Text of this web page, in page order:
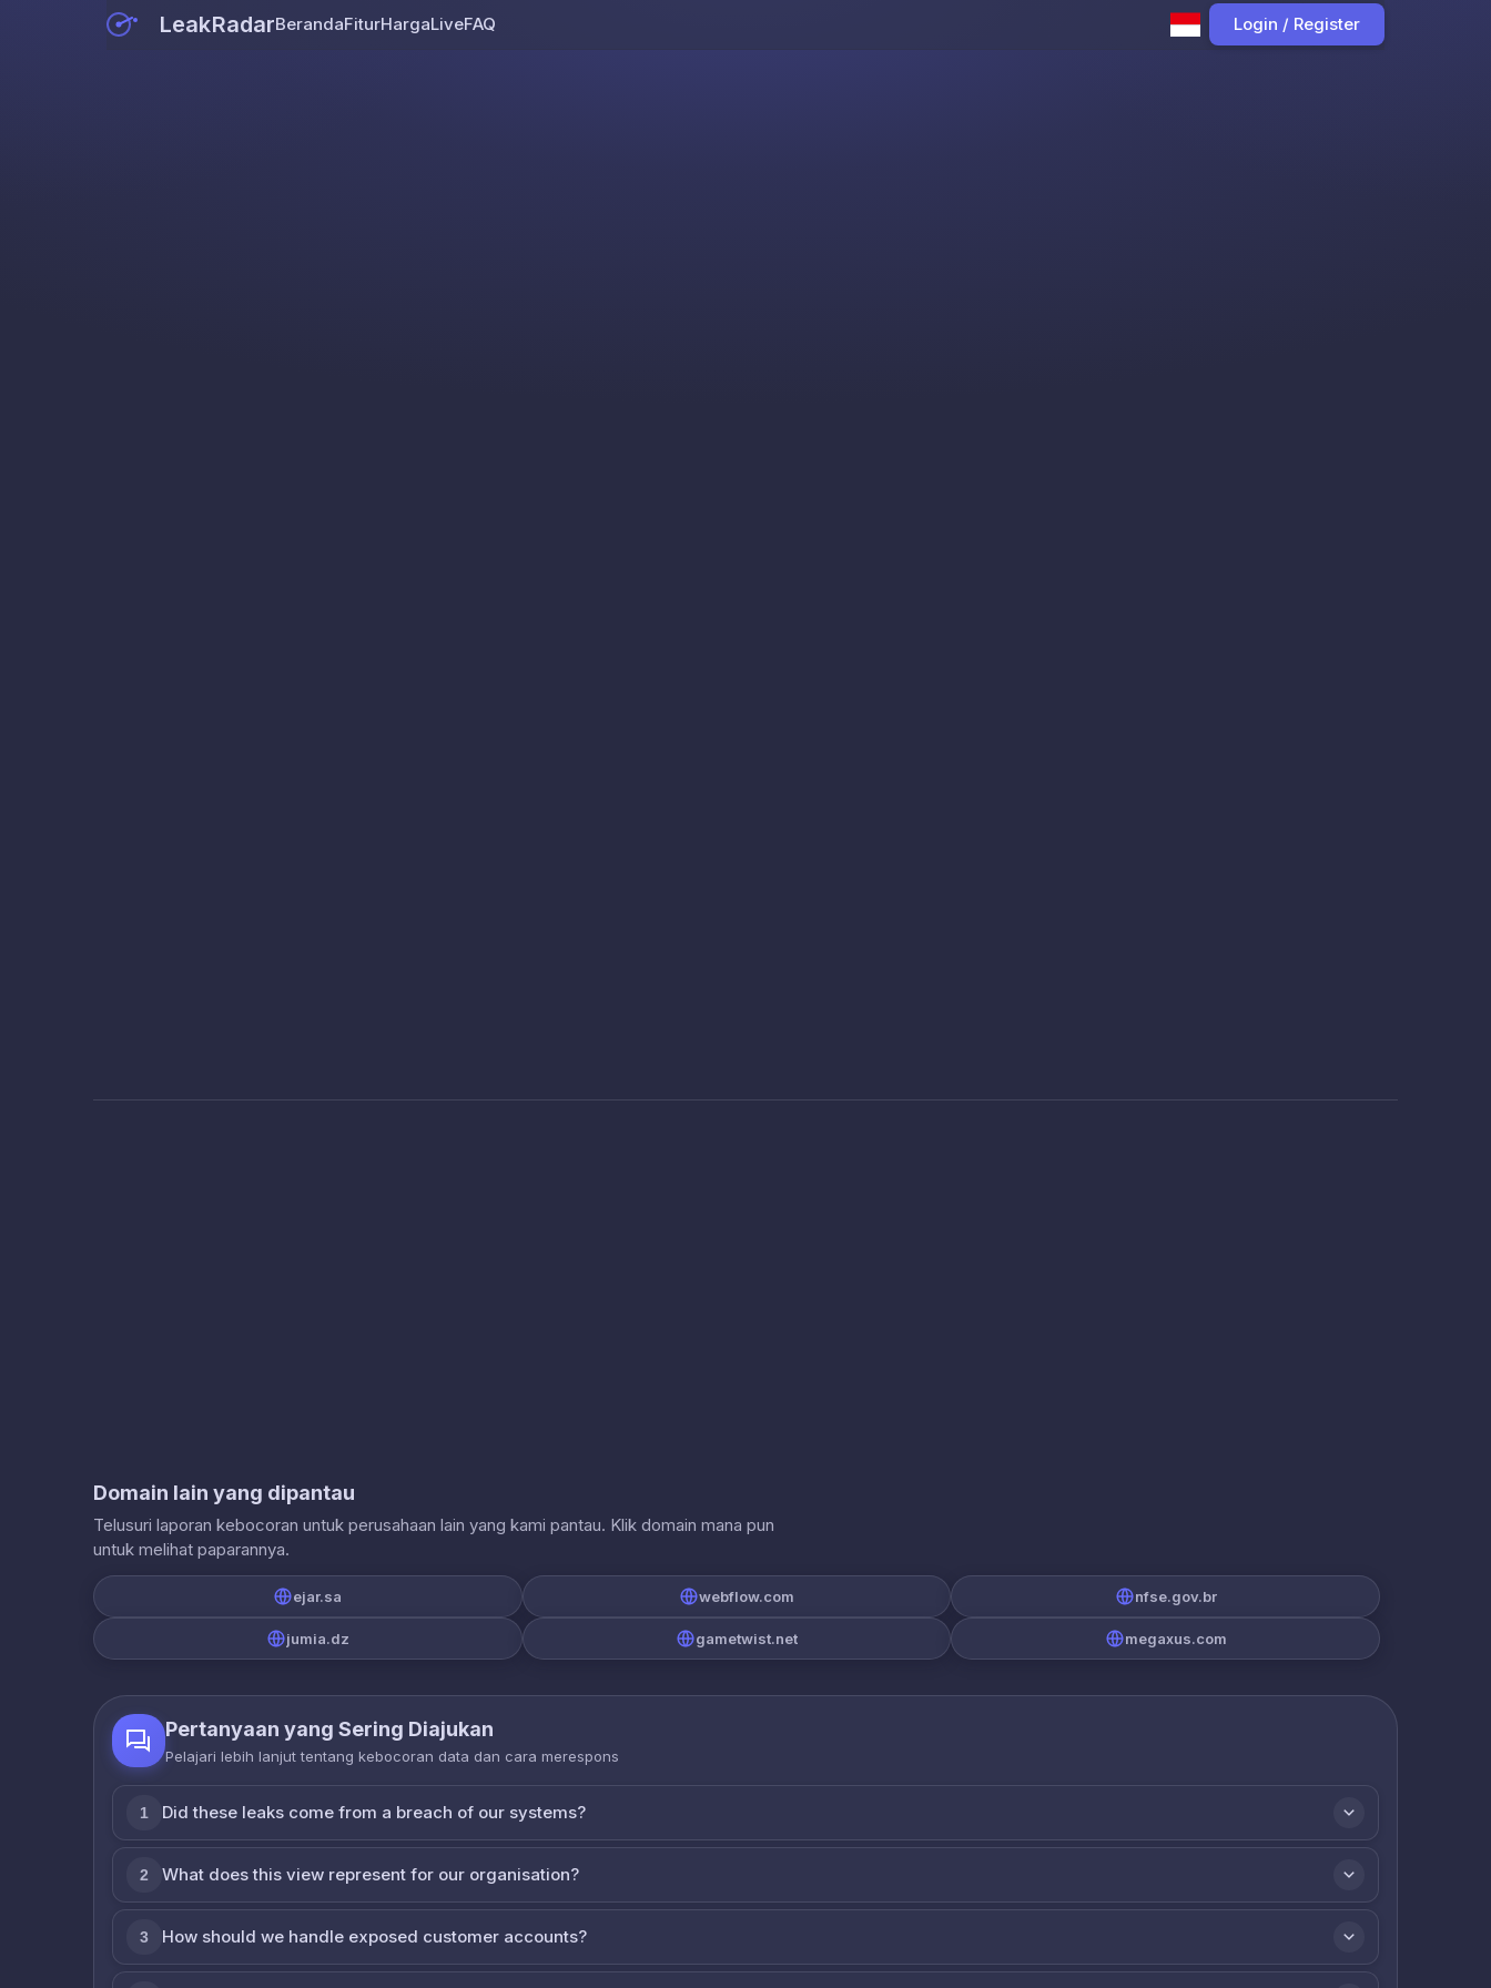
LeakRadarBerandaFiturHargaLiveFAQ Login / Register
Domain lain yang dipantau
Telusuri laporan kebocoran untuk perusahaan lain yang kami pantau. Klik domain mana pun
untuk melihat paparannya.
ejar.sa webflow.com nfse.gov.br
jumia.dz gametwist.net megaxus.com
Pertanyaan yang Sering Diajukan
Pelajari lebih lanjut tentang kebocoran data dan cara merespons
1 Did these leaks come from a breach of our systems?
2 What does this view represent for our organisation?
3 How should we handle exposed customer accounts?